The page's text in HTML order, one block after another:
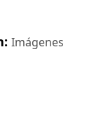
Imágenes